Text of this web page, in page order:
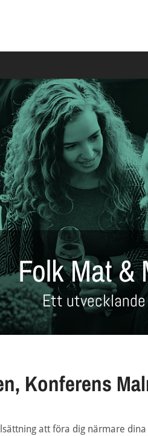
Folk Mat &
Ett
, Konferens
att föra dig närmare